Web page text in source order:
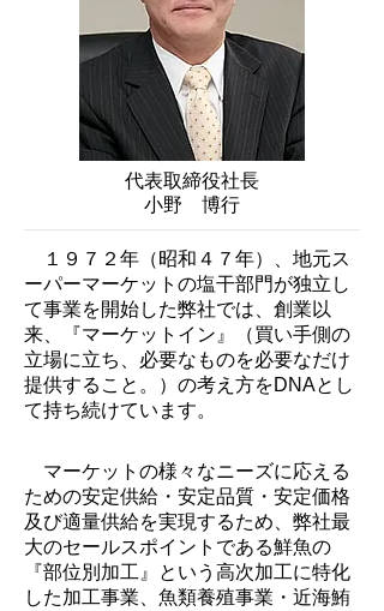
代表取締役社長
小野 博行
１９７２年（昭和４７年）、地元ス
ーパーマーケットの塩干部門が独立し
て事業を開始した弊社では、創業以
来、『マーケットイン』（買い手側の
立場に立ち、必要なものを必要なだけ
提供すること。）の考え方をDNAとし
て持ち続けています。
マーケットの様々なニーズに応える
ための安定供給・安定品質・安定価格
及び適量供給を実現するため、弊社最
大のセールスポイントである鮮魚の
『部位別加工』という高次加工に特化
した加工事業、魚類養殖事業・近海鮪